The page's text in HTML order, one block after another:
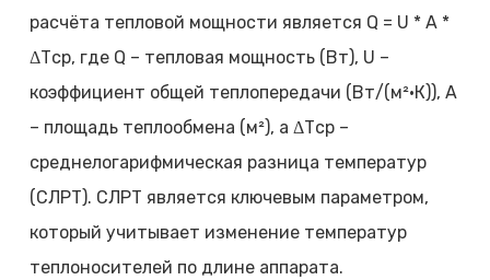
расчёта тепловой мощности является Q = U * A *
ΔTср, где Q – тепловая мощность (Вт), U –
коэффициент общей теплопередачи (Вт/(м²·К)), A
– площадь теплообмена (м²), а ΔTср –
среднелогарифмическая разница температур
(СЛРТ). СЛРТ является ключевым параметром,
который учитывает изменение температур
теплоносителей по длине аппарата.